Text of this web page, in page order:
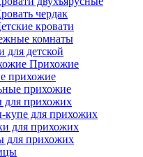
чердак
кровати
комнаты
для детской
Прихожие
прихожие
прихожие
прихожих
для прихожих
для прихожих
для прихожих